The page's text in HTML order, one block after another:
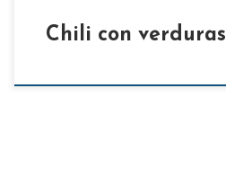
Chili con verduras